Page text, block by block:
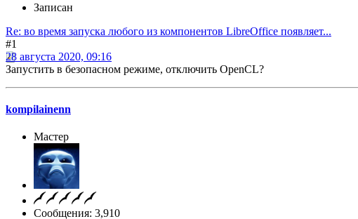
Записан
Re: во время запуска любого из компонентов LibreOffice появляет...
#1
28 августа 2020, 09:16
Запустить в безопасном режиме, отключить OpenCL?
kompilainenn
Мастер
Сообщения: 3,910